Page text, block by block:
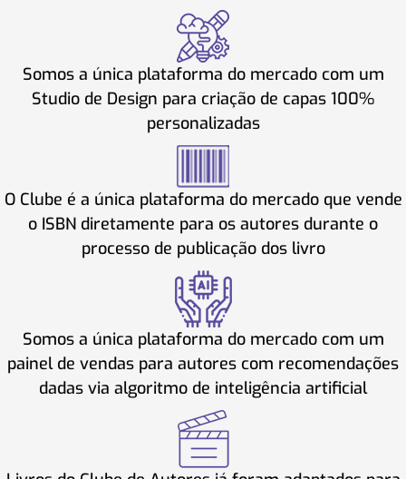
Somos a única plataforma do mercado com um
Studio de Design para criação de capas 100%
personalizadas
O Clube é a única plataforma do mercado que vende
o ISBN diretamente para os autores durante o
processo de publicação dos livro
Somos a única plataforma do mercado com um
painel de vendas para autores com recomendações
dadas via algoritmo de inteligência artificial